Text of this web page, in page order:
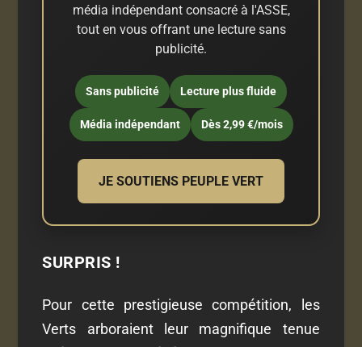
média indépendant consacré à l'ASSE,
tout en vous offrant une lecture sans
publicité.
Sans publicité Lecture plus fluide
Média indépendant Dès 2,99 €/mois
JE SOUTIENS PEUPLE VERT
SURPRIS !
Pour cette prestigieuse compétition, les
Verts arboraient leur magnifique tenue